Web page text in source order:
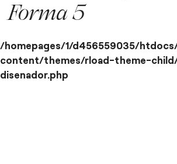
Forma 5
/homepages/1/d456559035/
content/themes/rload-theme-
disenador.php